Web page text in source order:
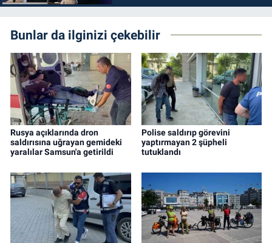
Bunlar da ilginizi çekebilir
Rusya açıklarında dron
saldırısına uğrayan gemideki
yaralılar Samsun'a getirildi
Polise saldırıp görevini
yaptırmayan 2 şüpheli
tutuklandı